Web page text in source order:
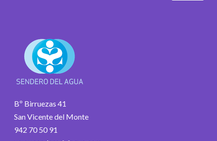
Bº Birruezas 41
San Vicente del Monte
942 70 50 91